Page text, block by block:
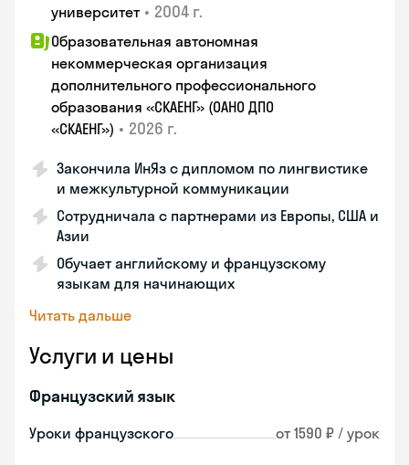
университет • 2004 г.
Образовательная автономная
некоммерческая организация
дополнительного профессионального
образования «СКАЕНГ» (ОАНО ДПО
«СКАЕНГ») • 2026 г.
Закончила ИнЯз с дипломом по лингвистике
и межкультурной коммуникации
Сотрудничала с партнерами из Европы, США и
Азии
Обучает английскому и французскому
языкам для начинающих
Читать дальше
Услуги и цены
Французский язык
Уроки французского от 1590 ₽ / урок